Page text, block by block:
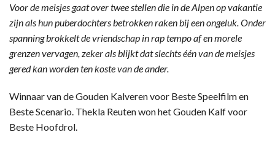
Voor de meisjes gaat over twee stellen die in de Alpen op vakantie
zijn als hun puberdochters betrokken raken bij een ongeluk. Onder
spanning brokkelt de vriendschap in rap tempo af en morele
grenzen vervagen, zeker als blijkt dat slechts één van de meisjes
gered kan worden ten koste van de ander.
Winnaar van de Gouden Kalveren voor Beste Speelfilm en
Beste Scenario. Thekla Reuten won het Gouden Kalf voor
Beste Hoofdrol.